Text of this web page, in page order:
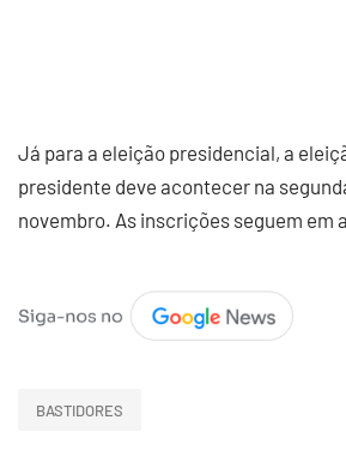
Já para a eleição presidencial, a
presidente deve acontecer na
novembro. As inscrições seguem em
BASTIDORES